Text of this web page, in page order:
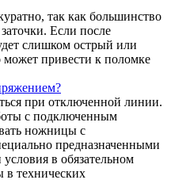
так как большинство
Если после
слишком острый или
может привести к поломке
при отключенной линии.
с подключенным
ножницы с
предназначенными
в обязательном
в технических